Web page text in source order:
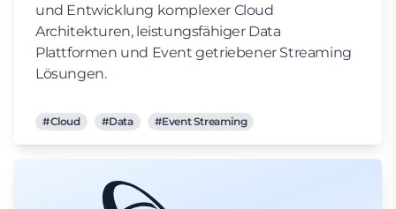
und Entwicklung komplexer Cloud
Architekturen, leistungsfähiger Data
Plattformen und Event getriebener Streaming
Lösungen.
#Cloud #Data #Event Streaming